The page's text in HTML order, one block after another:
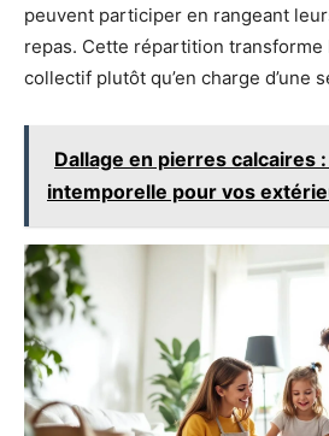
peuvent participer en rangeant
repas. Cette répartition
collectif plutôt qu’en charge d’une
Dallage en pierres calcaires
intemporelle pour vos